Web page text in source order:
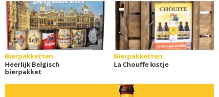
Bierpakketten
Heerlijk Belgisch
bierpakket
Bierpakketten
La Chouffe kistje